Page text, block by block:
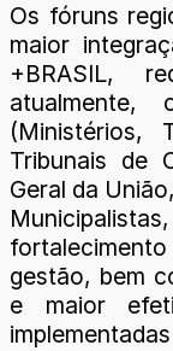
Os fóruns
maior
+BRASIL,
(Ministérios,
Tribunais de
Geral da
gestão, bem
e maior